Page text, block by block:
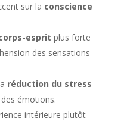
sur la conscience
esprit plus forte
des sensations
réduction du stress
émotions.
intérieure plutôt